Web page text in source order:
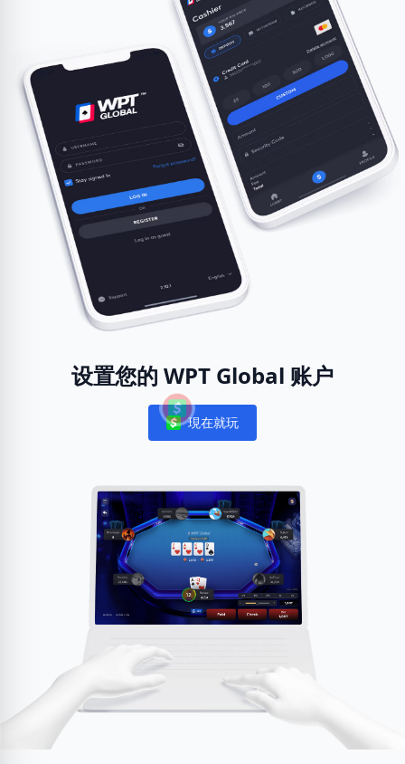
设置您的 WPT Global 账户
Notifications
現在就玩